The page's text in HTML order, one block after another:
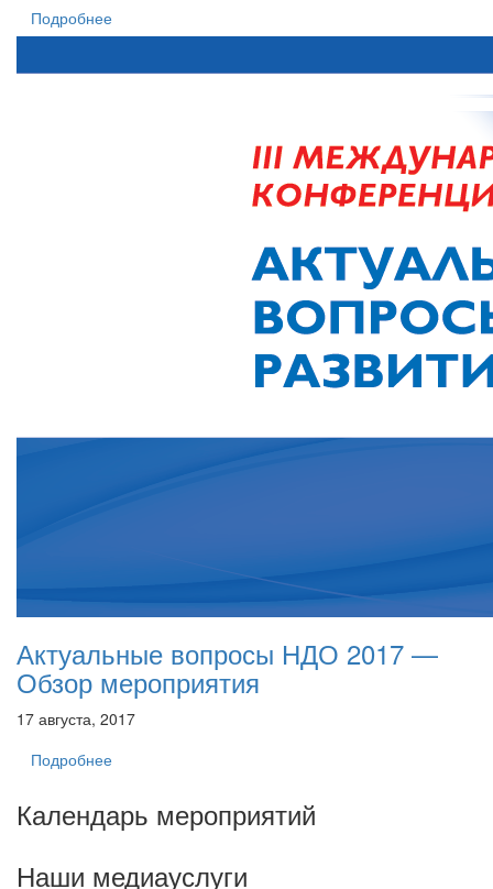
Подробнее
Актуальные вопросы НДО 2017 —
Обзор мероприятия
17 августа, 2017
Подробнее
Календарь мероприятий
Наши медиауслуги